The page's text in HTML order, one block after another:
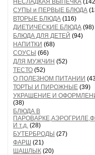
НЕСЛАДКАЯ ВЫПЕЧКА
СУПЫ и ПЕРВЫЕ БЛЮДА
ВТОРЫЕ БЛЮДА (116)
ДИЕТИЧЕСКИЕ БЛЮДА (98)
БЛЮДА ДЛЯ ДЕТЕЙ (94)
НАПИТКИ (68)
СОУСЫ (66)
ДЛЯ МУЖЧИН (52)
ТЕСТО (52)
О ПОЛЕЗНОМ ПИТАНИИ
ТОРТЫ И ПИРОЖНЫЕ (39)
УКРАШЕНИЕ И
(38)
БЛЮДА В
И т.д. (28)
БУТЕРБРОДЫ (27)
ФАРШ (21)
ШАШЛЫК (20)